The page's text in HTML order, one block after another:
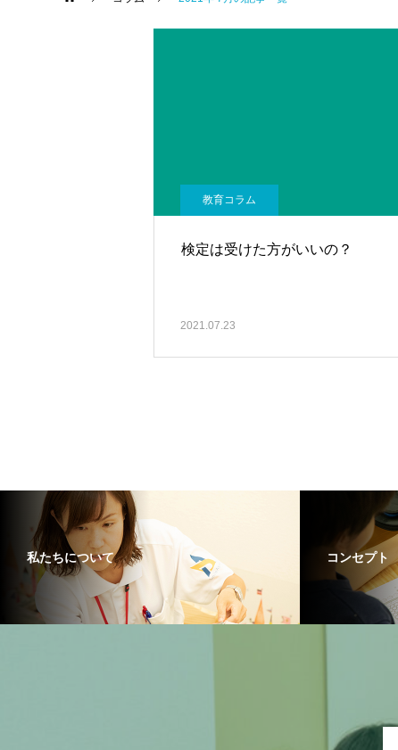
教育コラム
検定は受けた方がいいの？
2021.07.23
私たちについて コンセプト